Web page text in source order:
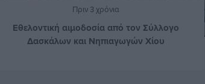
Πριν 3 χρόνια
Eθελοντική αιμοδοσία από τον Σύλλογο
Δασκάλων και Νηπιαγωγών Χίου